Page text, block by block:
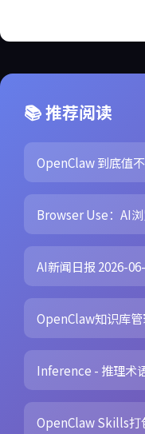
📚 推荐阅读
OpenClaw 到底值
Browser Use：AI
AI新闻日报 2026-
OpenClaw知识库
Inference - 推理术
OpenClaw Skills打